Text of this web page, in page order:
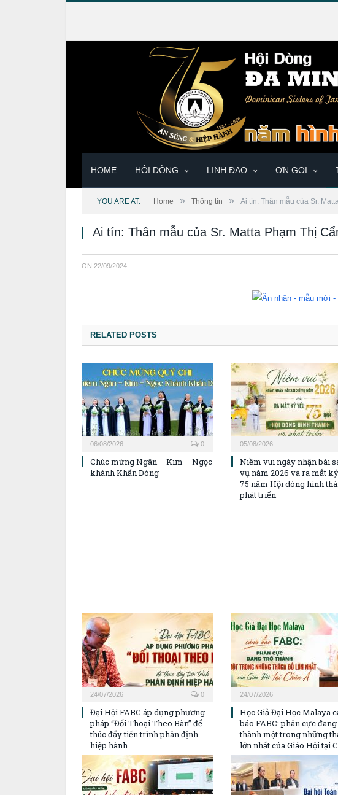
HOME HỘI DÒNG LINH ĐẠO ƠN GỌI
YOU ARE AT: Home » Thông tin » Ai tín: Thân mẫu của Sr.
Ai tín: Thân mẫu của Sr. Matta Phạm Thị
ON 22/09/2024
RELATED POSTS
06/08/2026 0
Chúc mừng Ngân – Kim – Ngọc
khánh Khấn Dòng
05/08/2026
Niềm vui ngày nhận bài
vụ năm 2026 và ra mắt
75 năm Hội dòng hình
phát triển
24/07/2026 0
Đại Hội FABC áp dụng phương
pháp “Đối Thoại Theo Bàn” để
thúc đẩy tiến trình phân định
hiệp hành
24/07/2026
Học Giả Đại Học Malaya
báo FABC: phân cực
thành một trong những
lớn nhất của Giáo Hội tại